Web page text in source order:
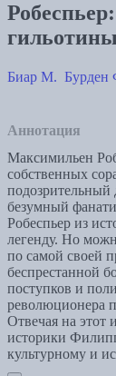
гильотины
Биар М. Бурден
Аннотация
Максимильен
собственных
безумный
Робеспьер из
легенду. Но
по самой своей
беспрестанной
поступков и
революционера
Отвечая на этот
историки
культурному и